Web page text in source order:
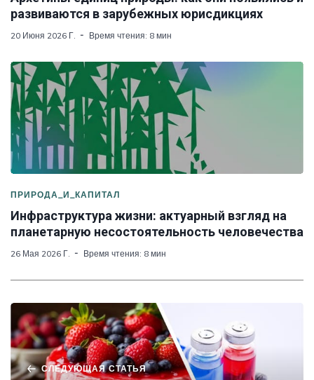
развиваются в зарубежных юрисдикциях
20 Июня 2026 Г. Время чтения: 8 мин
ПРИРОДА_И_КАПИТАЛ
Инфраструктура жизни: актуарный взгляд на
планетарную несостоятельность человечества
26 Мая 2026 Г. Время чтения: 8 мин
СЛЕДУЮЩАЯ СТАТЬЯ